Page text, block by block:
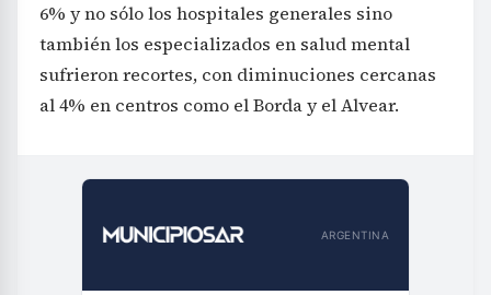
6% y no sólo los hospitales generales sino
también los especializados en salud mental
sufrieron recortes, con diminuciones cercanas
al 4% en centros como el Borda y el Alvear.
ARGENTINA